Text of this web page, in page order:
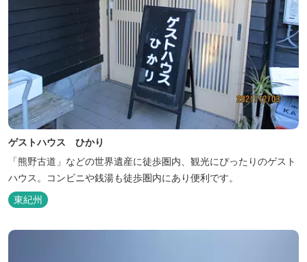
ゲストハウス ひかり
「熊野古道」などの世界遺産に徒歩圏内、観光にぴったりのゲスト
ハウス。コンビニや銭湯も徒歩圏内にあり便利です。
東紀州